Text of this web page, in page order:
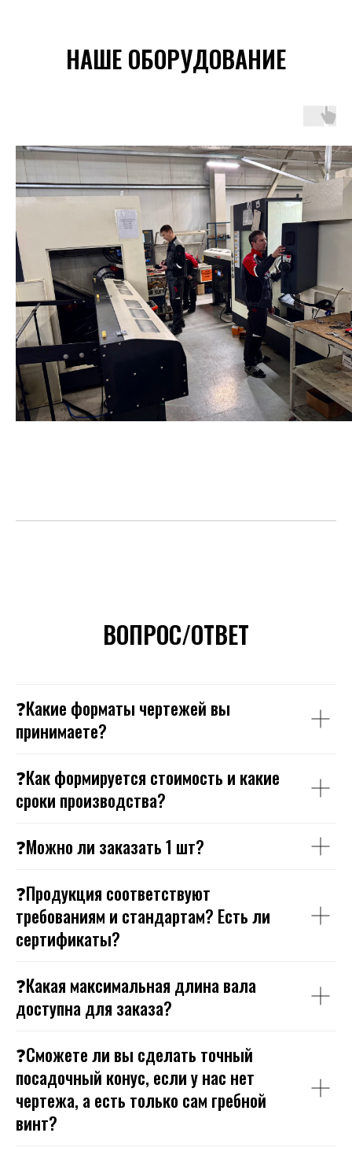
НАШЕ ОБОРУДОВАНИЕ
ВОПРОС/ОТВЕТ
❓Какие форматы чертежей вы
принимаете?
❓Как формируется стоимость и какие
сроки производства?
❓Можно ли заказать 1 шт?
❓Продукция соответствуют
требованиям и стандартам? Есть ли
сертификаты?
❓Какая максимальная длина вала
доступна для заказа?
❓Сможете ли вы сделать точный
посадочный конус, если у нас нет
чертежа, а есть только сам гребной
винт?